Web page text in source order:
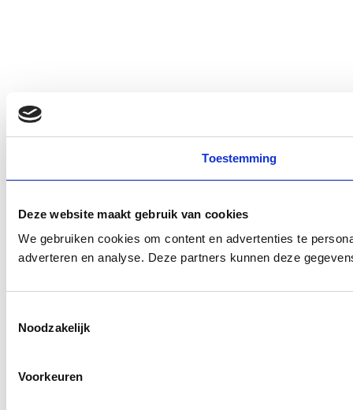
Toestemming
Deze website maakt gebruik van cookies
We gebruiken cookies om content en advertenties te
adverteren en analyse. Deze partners kunnen deze
Noodzakelijk
Voorkeuren